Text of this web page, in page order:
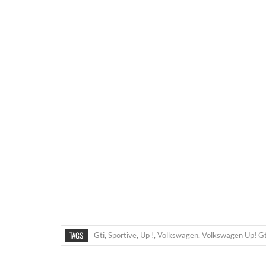
TAGS Gti, Sportive, Up !, Volkswagen, Volkswagen Up!